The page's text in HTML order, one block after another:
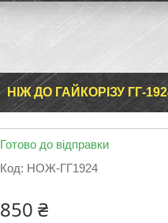
НІЖ ДО ГАЙКОРІЗУ ГГ-
Готово до відправки
Код: НОЖ-ГГ1924
850 ₴